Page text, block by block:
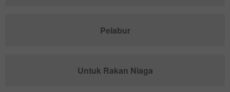
Pelabur
Untuk Rakan Niaga